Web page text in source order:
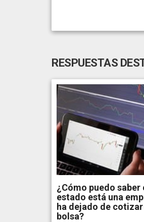
RESPUESTAS
¿Cómo puedo saber
estado está una
ha dejado de cotizar
bolsa?